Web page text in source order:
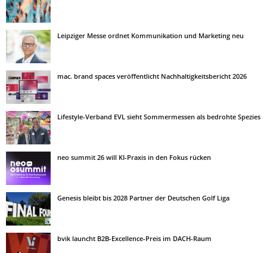
Leipziger Messe ordnet Kommunikation und Marketing neu
mac. brand spaces veröffentlicht Nachhaltigkeitsbericht 2026
Lifestyle-Verband EVL sieht Sommermessen als bedrohte Spezies
neo summit 26 will KI-Praxis in den Fokus rücken
Genesis bleibt bis 2028 Partner der Deutschen Golf Liga
bvik launcht B2B-Excellence-Preis im DACH-Raum